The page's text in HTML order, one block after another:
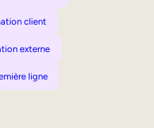
client
externe
ligne